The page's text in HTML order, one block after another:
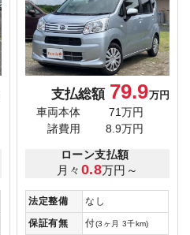
支払総額 79.9万円
車両本体
71万円
諸費用
8.9万円
ローン支払額
月々 0.8万円～
法定整備
なし
保証有無
付(3ヶ月 3千km)